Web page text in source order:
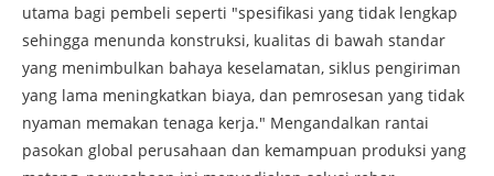
utama bagi pembeli seperti "spesifikasi yang tidak lengkap
sehingga menunda konstruksi, kualitas di bawah standar
yang menimbulkan bahaya keselamatan, siklus pengiriman
yang lama meningkatkan biaya, dan pemrosesan yang tidak
nyaman memakan tenaga kerja." Mengandalkan rantai
pasokan global perusahaan dan kemampuan produksi yang